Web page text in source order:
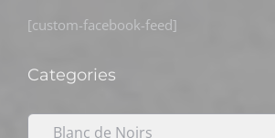
[custom-facebook-feed]
Categories
Blanc de Noirs